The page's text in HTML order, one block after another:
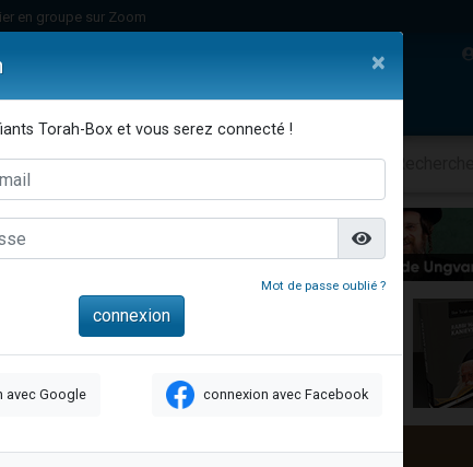
en groupe sur Zoom
un don pour Diane, 80 ans, dans un appartement insalubre
un don pour 1 Journée de Vacances Pour les Enfants
une bénédiction
sur WhatsApp
en groupe sur Zoom
sur WhatsApp
sur WhatsApp
Etude sur Texte Musique Paracha Divertissements
×
Torah-Box et vous serez connecté !
Mot de passe oublié ?
avec Google connexion avec Facebook